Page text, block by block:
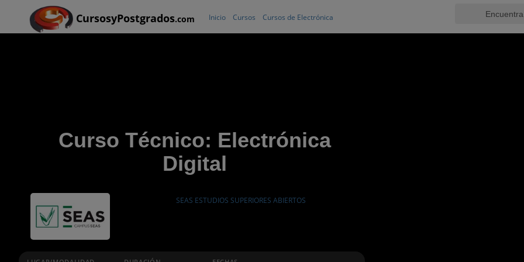
CursosyPostgrados.com Inicio Cursos Cursos de Electrónica
Curso Técnico: Electrónica
Digital
SEAS ESTUDIOS SUPERIORES ABIERTOS